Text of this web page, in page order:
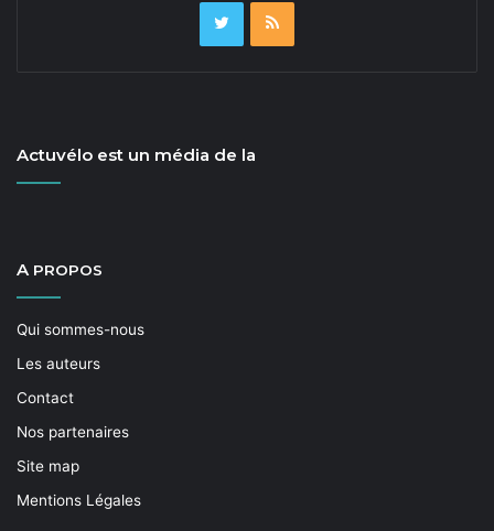
Actuvélo est un média de la
A PROPOS
Qui sommes-nous
Les auteurs
Contact
Nos partenaires
Site map
Mentions Légales